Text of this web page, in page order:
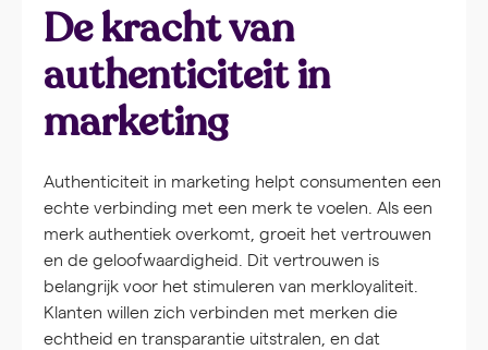
De kracht van
authenticiteit in
marketing
Authenticiteit in marketing helpt consumenten een
echte verbinding met een merk te voelen. Als een
merk authentiek overkomt, groeit het vertrouwen
en de geloofwaardigheid. Dit vertrouwen is
belangrijk voor het stimuleren van merkloyaliteit.
Klanten willen zich verbinden met merken die
echtheid en transparantie uitstralen, en dat